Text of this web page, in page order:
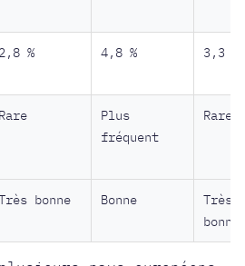
2,8 % 4,8 % 3,3 %
Rare
Plus
fréquent
Rare
bonne Bonne
Très
bonne